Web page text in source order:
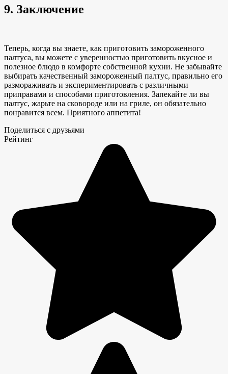
9. Заключение
Теперь, когда вы знаете, как приготовить замороженного
палтуса, вы можете с уверенностью приготовить вкусное и
полезное блюдо в комфорте собственной кухни. Не забывайте
выбирать качественный замороженный палтус, правильно его
размораживать и экспериментировать с различными
приправами и способами приготовления. Запекайте ли вы
палтус, жарьте на сковороде или на гриле, он обязательно
понравится всем. Приятного аппетита!
Поделиться с друзьями
Рейтинг